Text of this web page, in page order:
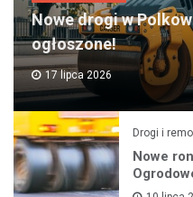
Nowe drogi w
ogłoszone!
17 lipca 2026
Drogi i
Nowe